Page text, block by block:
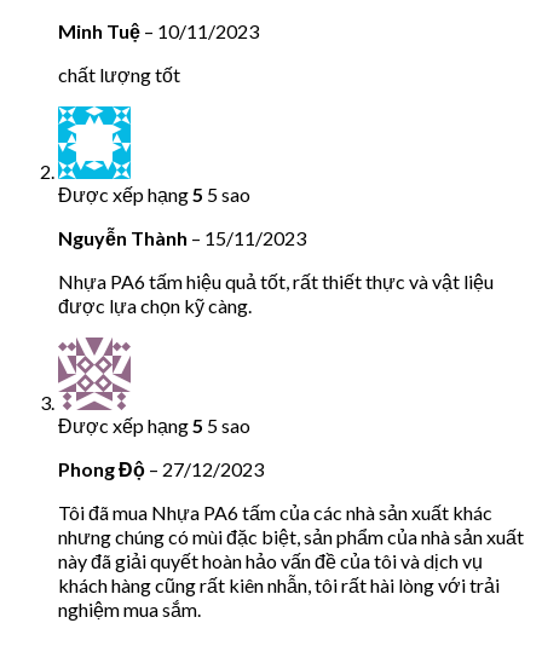
Minh Tuệ – 10/11/2023
chất lượng tốt
Được xếp hạng 5 5 sao
Nguyễn Thành – 15/11/2023
Nhựa PA6 tấm hiệu quả tốt, rất thiết thực và vật liệu
được lựa chọn kỹ càng.
Được xếp hạng 5 5 sao
Phong Độ – 27/12/2023
Tôi đã mua Nhựa PA6 tấm của các nhà sản xuất khác
nhưng chúng có mùi đặc biệt, sản phẩm của nhà sản xuất
này đã giải quyết hoàn hảo vấn đề của tôi và dịch vụ
khách hàng cũng rất kiên nhẫn, tôi rất hài lòng với trải
nghiệm mua sắm.